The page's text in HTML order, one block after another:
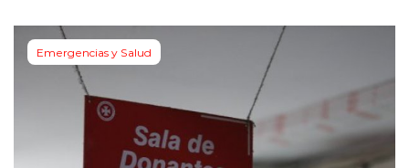
Emergencias y Salud